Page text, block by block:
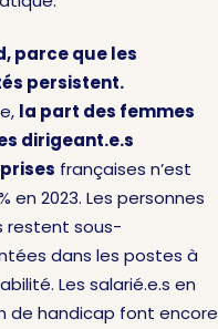
parce que les
persistent.
la part des femmes
dirigeant.e.s
françaises n’est
en 2023. Les personnes
restent sous-
dans les postes à
Les salarié.e.s en
de handicap font encore